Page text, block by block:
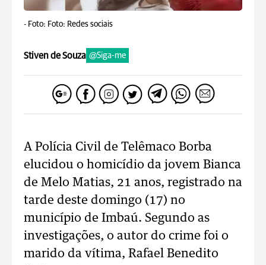
- Foto: Foto: Redes sociais
Stiven de Souza @Siga-me
A Polícia Civil de Telêmaco Borba
elucidou o homicídio da jovem Bianca
de Melo Matias, 21 anos, registrado na
tarde deste domingo (17) no
município de Imbaú. Segundo as
investigações, o autor do crime foi o
marido da vítima, Rafael Benedito